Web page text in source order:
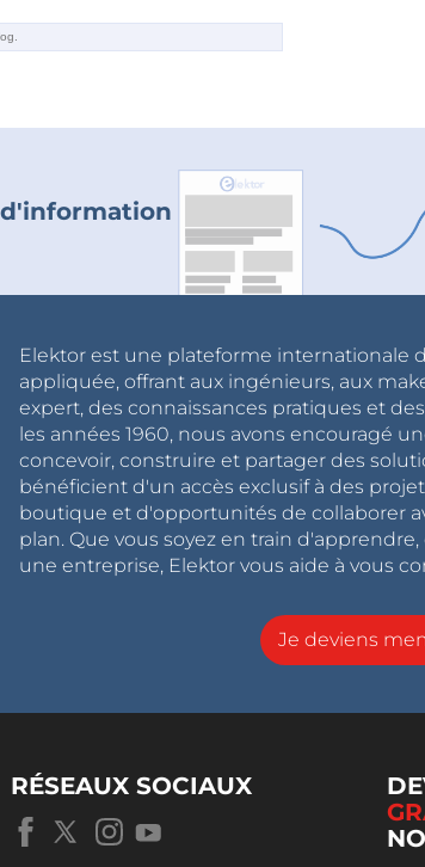
Elektor est une plateforme internationale
appliquée, offrant aux ingénieurs, aux
expert, des connaissances pratiques et
les années 1960, nous avons encouragé
concevoir, construire et partager des
bénéficient d'un accès exclusif à des
boutique et d'opportunités de collaborer
plan. Que vous soyez en train
une entreprise, Elektor vous aide à vous
Je deviens
RÉSEAUX SOCIAUX